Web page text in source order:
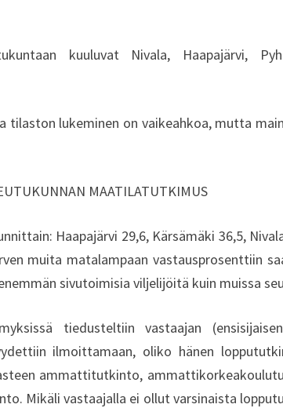
U
T
T
M
I
T
A
O
N
kuuluvat Nivala, Haapajärvi,
tilaston lukeminen on vaikeahkoa, mutta
MAATILATUTKIMUS
Haapajärvi 29,6, Kärsämäki 36,5,
muita matalampaan vastausprosenttiin
sivutoimisia viljelijöitä kuin muissa
tiedusteltiin vastaajan
ilmoittamaan, oliko hänen
ammattitutkinto,
Mikäli vastaajalla ei ollut varsinaista